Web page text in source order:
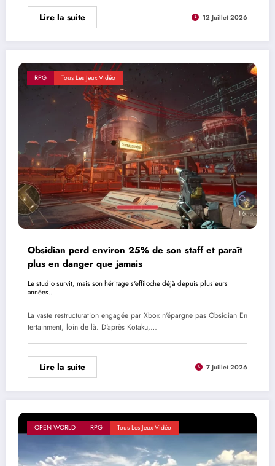
Lire la suite 12 Juillet 2026
RPG Tous Les Jeux Vidéo
Obsidian perd environ 25% de son staff et paraît
plus en danger que jamais
Le studio survit, mais son héritage s'effiloche déjà depuis plusieurs
années...
La vaste restructuration engagée par Xbox n'épargne pas Obsidian En
tertainment, loin de là. D'après Kotaku,…
Lire la suite 7 Juillet 2026
OPEN WORLD RPG Tous Les Jeux Vidéo